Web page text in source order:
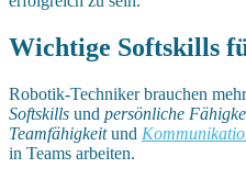
Wichtige Softskills
Robotik-Techniker brauchen
Softskills und persönliche
Teamfähigkeitund
in Teams arbeiten.